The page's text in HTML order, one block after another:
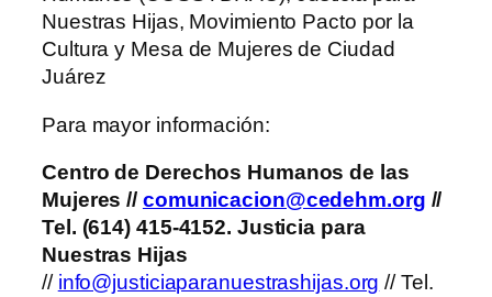
Nuestras Hijas, Movimiento Pacto por la
Cultura y Mesa de Mujeres de Ciudad
Juárez
Para mayor información:
Centro de Derechos Humanos de las
Mujeres // comunicacion@cedehm.org //
Tel. (614) 415-4152. Justicia para
Nuestras Hijas
// info@justiciaparanuestrashijas.org // Tel.